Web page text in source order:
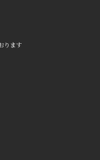
ります